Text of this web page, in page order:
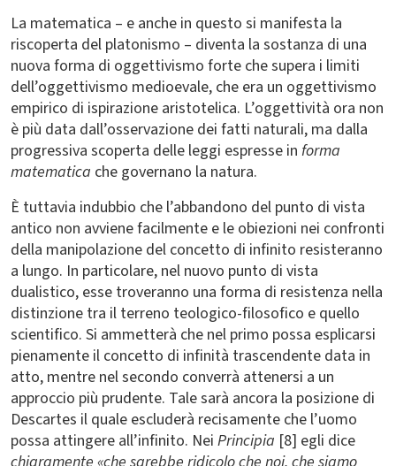
La matematica – e anche in questo si manifesta la
riscoperta del platonismo – diventa la sostanza di una
nuova forma di oggettivismo forte che supera i limiti
dell’oggettivismo medioevale, che era un oggettivismo
empirico di ispirazione aristotelica. L’oggettività ora non
è più data dall’osservazione dei fatti naturali, ma dalla
progressiva scoperta delle leggi espresse in forma
matematica che governano la natura.
È tuttavia indubbio che l’abbandono del punto di vista
antico non avviene facilmente e le obiezioni nei confronti
della manipolazione del concetto di infinito resisteranno
a lungo. In particolare, nel nuovo punto di vista
dualistico, esse troveranno una forma di resistenza nella
distinzione tra il terreno teologico-filosofico e quello
scientifico. Si ammetterà che nel primo possa esplicarsi
pienamente il concetto di infinità trascendente data in
atto, mentre nel secondo converrà attenersi a un
approccio più prudente. Tale sarà ancora la posizione di
Descartes il quale escluderà recisamente che l’uomo
possa attingere all’infinito. Nei Principia [8] egli dice